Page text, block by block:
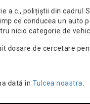
a.c., polițiștii din cadrul
ce conducea un auto
nicio categorie de
dosare de cercetare
dată în Tulcea noastra